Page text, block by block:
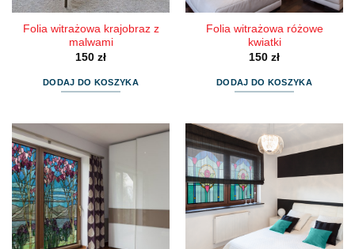
Folia witrażowa krajobraz z
malwami
150 zł
DODAJ DO KOSZYKA
Folia witrażowa różowe
kwiatki
150 zł
DODAJ DO KOSZYKA